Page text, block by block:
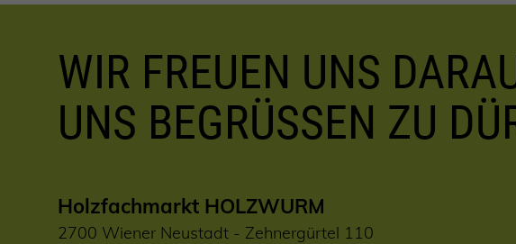
WIR FREUEN UNS
UNS BEGRÜSSEN ZU
Holzfachmarkt HOLZWURM
2700 Wiener Neustadt - Zehnergürtel 110